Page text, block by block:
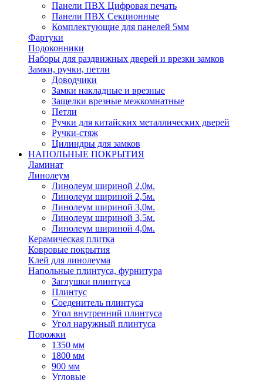
Панели ПВХ Цифровая печать
Панели ПВХ Секционные
Комплектующие для панелей 5мм
Фартуки
Подоконники
Наборы для раздвижных дверей и врезки замков
Замки, ручки, петли
Доводчики
Замки накладные и врезные
Защелки врезные межкомнатные
Петли
Ручки для китайских металлических дверей
Ручки-стяж
Цилиндры для замков
НАПОЛЬНЫЕ ПОКРЫТИЯ
Ламинат
Линолеум
Линолеум шириной 2,0м.
Линолеум шириной 2,5м.
Линолеум шириной 3,0м.
Линолеум шириной 3,5м.
Линолеум шириной 4,0м.
Керамическая плитка
Ковровые покрытия
Клей для линолеума
Напольные плинтуса, фурнитура
Заглушки плинтуса
Плинтус
Соеденитель плинтуса
Угол внутренний плинтуса
Угол наружный плинтуса
Порожки
1350 мм
1800 мм
900 мм
Угловые